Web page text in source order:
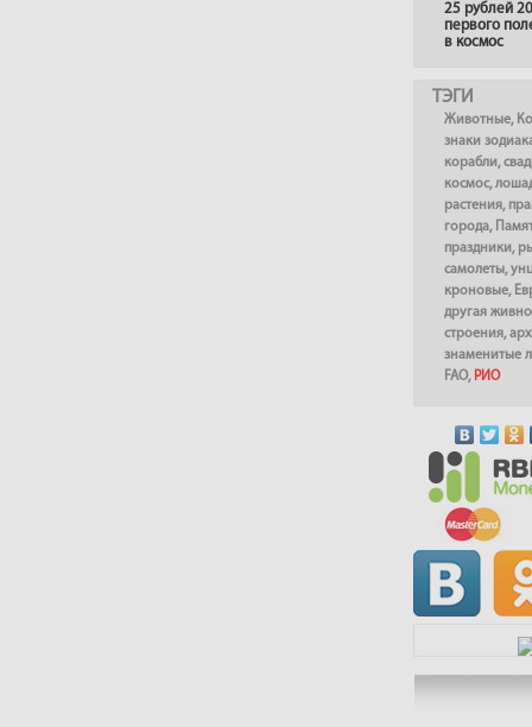
25 рублей
первого
в космос
ТЭГИ
Животные,
знаки
корабли,
космос,
растения,
города,
праздники,
самолеты,
кроновые,
другая
строения,
знаменитые
FAO, РИО